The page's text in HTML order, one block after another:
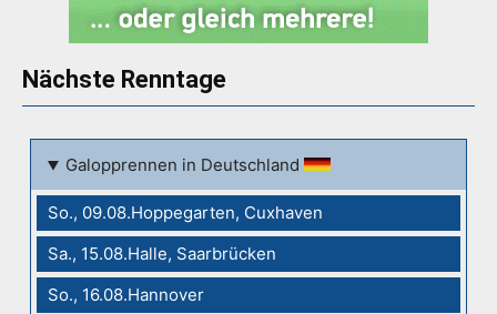
Nächste Renntage
Galopprennen in Deutschland
So., 09.08.Hoppegarten, Cuxhaven
Sa., 15.08.Halle, Saarbrücken
So., 16.08.Hannover